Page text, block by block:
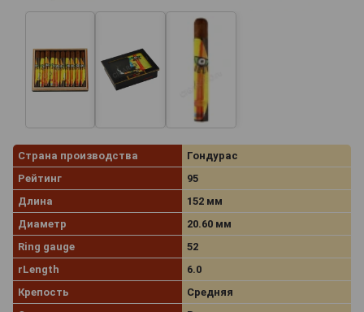
Страна производства
Гондурас
Рейтинг
95
Длина
152 мм
Диаметр
20.60 мм
Ring gauge
52
rLength
6.0
Крепость
Средняя